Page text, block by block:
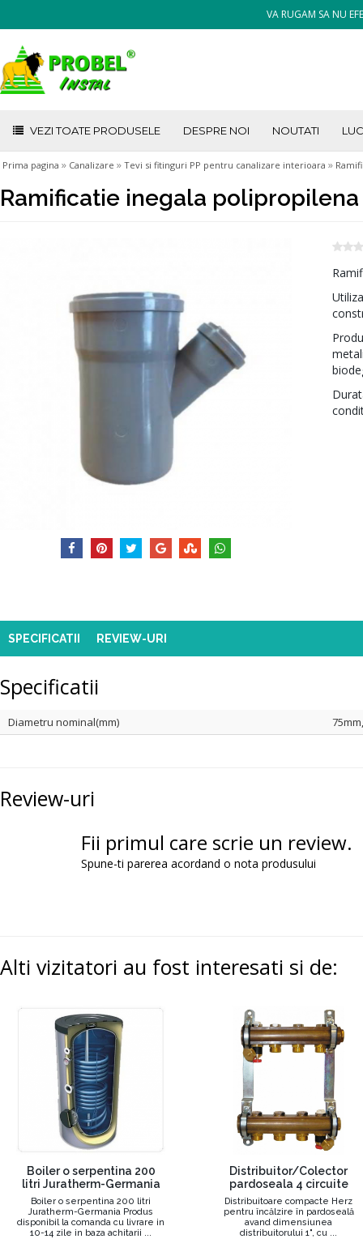
VA RUGAM SA NU
VEZI TOATE PRODUSELE DESPRE NOI NOUTATI
Prima pagina » Canalizare » Tevi si fitinguri PP pentru canalizare interioara »
Ramificatie inegala
SPECIFICATII REVIEW-URI
Specificatii
Diametru nominal(mm)
Review-uri
Fii primul care scrie un review.
Spune-ti parerea acordand o nota produsului
Alti vizitatori au fost interesati si de:
Boiler o serpentina 200
litri Juratherm-Germania
Boiler o serpentina 200 litri
Juratherm-Germania Produs
disponibil la comanda cu livrare in
10-14 zile in baza achitarii ...
Distribuitor/Colector
pardoseala 4 circuite
Distribuitoare compacte Herz
pentru încălzire în pardoseală
avand dimensiunea
distribuitorului 1", cu ...